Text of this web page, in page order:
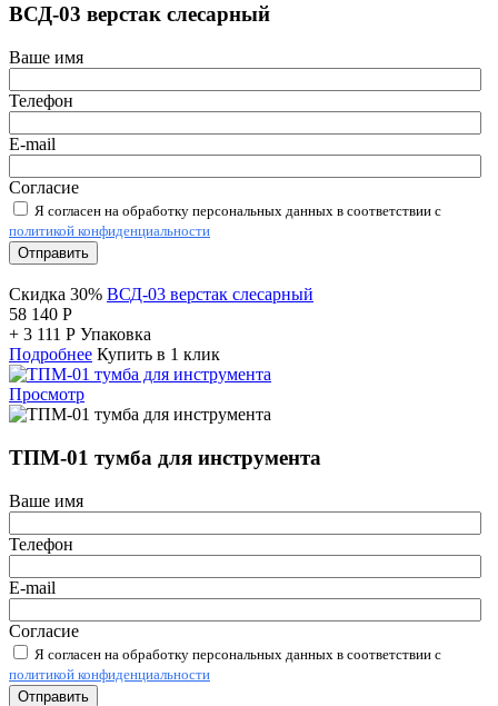
ВСД-03 верстак слесарный
Ваше имя
Телефон
E-mail
Согласие
Я согласен на обработку персональных данных в соответствии с
политикой конфиденциальности
Отправить
Скидка 30% ВСД-03 верстак слесарный
58 140 Р
+ 3 111 Р Упаковка
Подробнее Купить в 1 клик
Просмотр
ТПМ-01 тумба для инструмента
Ваше имя
Телефон
E-mail
Согласие
Я согласен на обработку персональных данных в соответствии с
политикой конфиденциальности
Отправить